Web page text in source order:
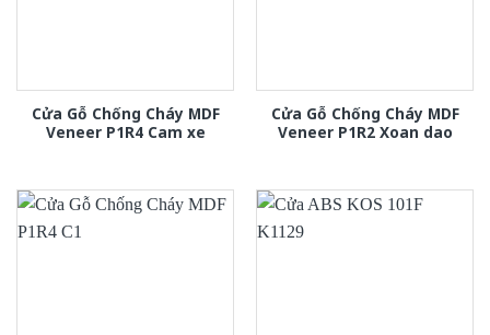
Cửa Gỗ Chống Cháy MDF
Veneer P1R4 Cam xe
Cửa Gỗ Chống Cháy MDF
Veneer P1R2 Xoan dao